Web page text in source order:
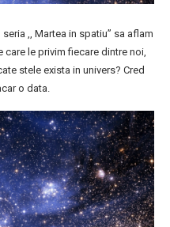
,, Martea in spatiu” sa aflam
le privim fiecare dintre noi,
stele exista in univers? Cred
o data.